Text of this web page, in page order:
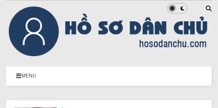
MENU